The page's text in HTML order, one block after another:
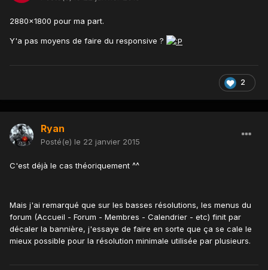
2880x1800 pour ma part.
Y'a pas moyens de faire du responsive ?
2
Ryan
Posté(e) le 22 janvier 2015
C'est déjà le cas théoriquement ^^
Mais j'ai remarqué que sur les basses résolutions, les menus du
forum (Accueil - Forum - Membres - Calendrier - etc) finit par
décaler la bannière, j'essaye de faire en sorte que ça se cale le
mieux possible pour la résolution minimale utilisée par plusieurs.